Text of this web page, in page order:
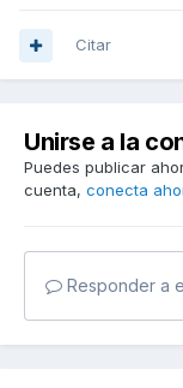
Citar
Unirse a la
Puedes publicar
cuenta, conecta
Responder a